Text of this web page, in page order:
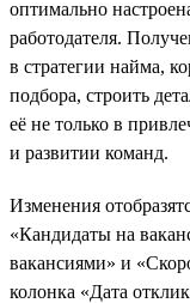
оптимально
работодателя.
в стратегии найма,
подбора, строить
её не только в
и развитии команд.
Изменения
«Кандидаты на
вакансиями» и
колонка «Дата